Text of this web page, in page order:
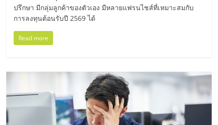
ไชส์"
ปรึกษา มีกลุ่มลูกค้าของตัวเอง มีหลายแฟรนไชส์ที่เหมาะสมกับ
การลงทุนต้อนรับปี 2569 ได้
Read more